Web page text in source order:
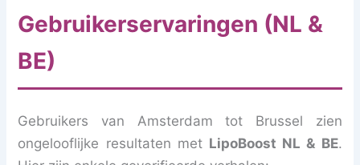
Gebruikerservaringen (NL &
BE)
Gebruikers van Amsterdam tot Brussel zien
ongelooflijke resultaten met LipoBoost NL & BE.